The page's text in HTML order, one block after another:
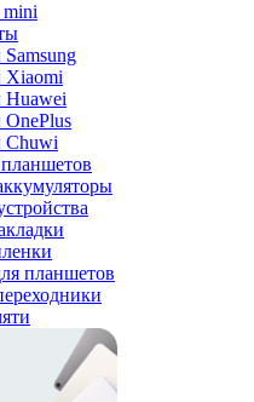
mini
планшетов